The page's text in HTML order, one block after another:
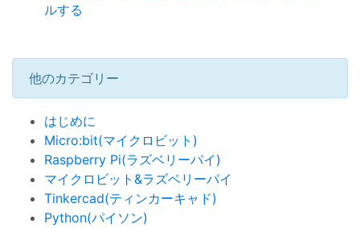
ルする
他のカテゴリー
はじめに
Micro:bit(マイクロビット)
Raspberry Pi(ラズベリーパイ)
マイクロビット&ラズベリーパイ
Tinkercad(ティンカーキャド)
Python(パイソン)